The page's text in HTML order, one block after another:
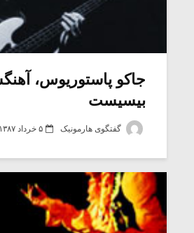
جاکو پاستوریوس،
بیسیست
گفتگوی هارمونیک ۵ خرداد ۱۳۸۷